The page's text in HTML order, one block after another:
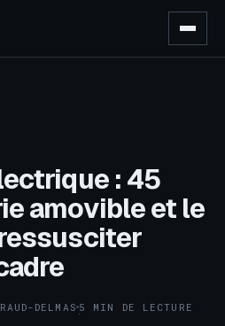
: 45
amovible et le
DELMAS ·
5 MIN DE LECTURE